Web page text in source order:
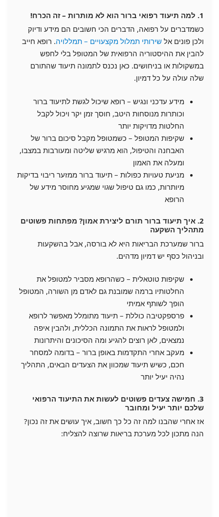
1. למה תיעוד רפואי ברור הוא לא מותרות – זה הכרח!
כשמדברים על רפואה, הדברים הכי חשובים הם מידע ודיוק
ולכן פונים אל שירותי תמלול מקצעויים – תמללויה. רופא חייב
להבין את ההיסטוריה הרפואית של המטופל בלי לחפש
במשקולות או בניחושים. כאן נכנס לתמונה תיעוד שהתורם
שלה עולה על כל דמיון.
מידע עדכני ונגיש – רופא שיכול לגשת לתיעוד ברור
וכותרות מנוסחות היטב, חוסך זמן יקר ויכול לקבל
החלטות מדויקות יותר
שקיפות המטופל – כשמטופל מקבל סיכום ברור של
האבחנה והטיפול, הוא מרגיש שליטה ומעורבות במצבו,
ומעלה את האמון
מניעת טעויות כפולות – תיעוד ברור ממזער ריבוי בדיקות
מיותרות, כמו גם טיפול שגוי שמגיע מחוסר מידע של
הרופא
2. איך תיעוד ברור תורם ליצירת אמון? מפתחות פשוטים
מתהליך השקעה
ברור שמערכת הבריאות היא לא בורסה, אבל בהשקעות
ובניהול כסף יש דמיון מדהים.
שקיפות טוטאלית – כשהרופא מסביר למטופל את
החלטותיו ברמה שמובנת גם לאדם מן השורה, המטופל
הופך לשותף אמיתי
פרספקטיבה כוללת – תיעוד מתומלל מאפשר לרופא
ולמטופל לראות את התמונה הכללית, ולהבין איפה
נמצאים, לאן רוצים להגיע ומה הסיכונים והיתרונות
מעקב אחרי התקדמות באופן ברור – בדומה למסחר
חכם, כשיש תיעוד שמכוון את הצעדים הבאים, התהליך
נהיה יעיל יותר
3. חמישה צעדים פשוטים לעשות את התיעוד הרפואי
שלכם יותר יעיל ומחובר
אז אחרי שהבנו למה זה כל כך חשוב, איך עושים את זה נכון?
הנה מתכון לכל מערכת בריאות שרוצה להצליח: